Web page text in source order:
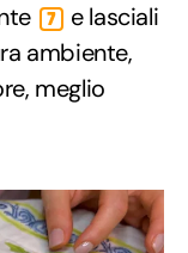
7
e lasciali
ambiente,
meglio